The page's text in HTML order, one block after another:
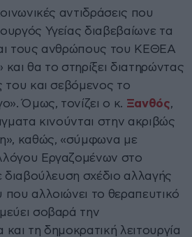
αντιδράσεις που
Υγείας διαβεβαίωνε τα
τους ανθρώπους του ΚΕΘΕΑ
και θα το στηρίξει διατηρώντας
του και σεβόμενος το
Όμως, τονίζει ο κ. Ξανθός,
κινούνται στην ακριβώς
καθώς, «σύμφωνα με
Εργαζομένων στο
διαβούλευση σχέδιο αλλαγής
αλλοιώνει το θεραπευτικό
σοβαρά την
τη δημοκρατική λειτουργία